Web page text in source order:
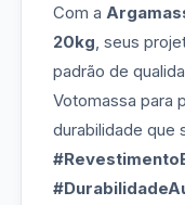
Com a
20kg, seus
padrão de
Votomassa para
durabilidade que